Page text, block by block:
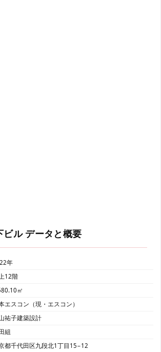
ビルデータと概要
年
12階
㎡
エスコン（現・エスコン）
祐子建築設計
組
都千代田区九段北1丁目15−12